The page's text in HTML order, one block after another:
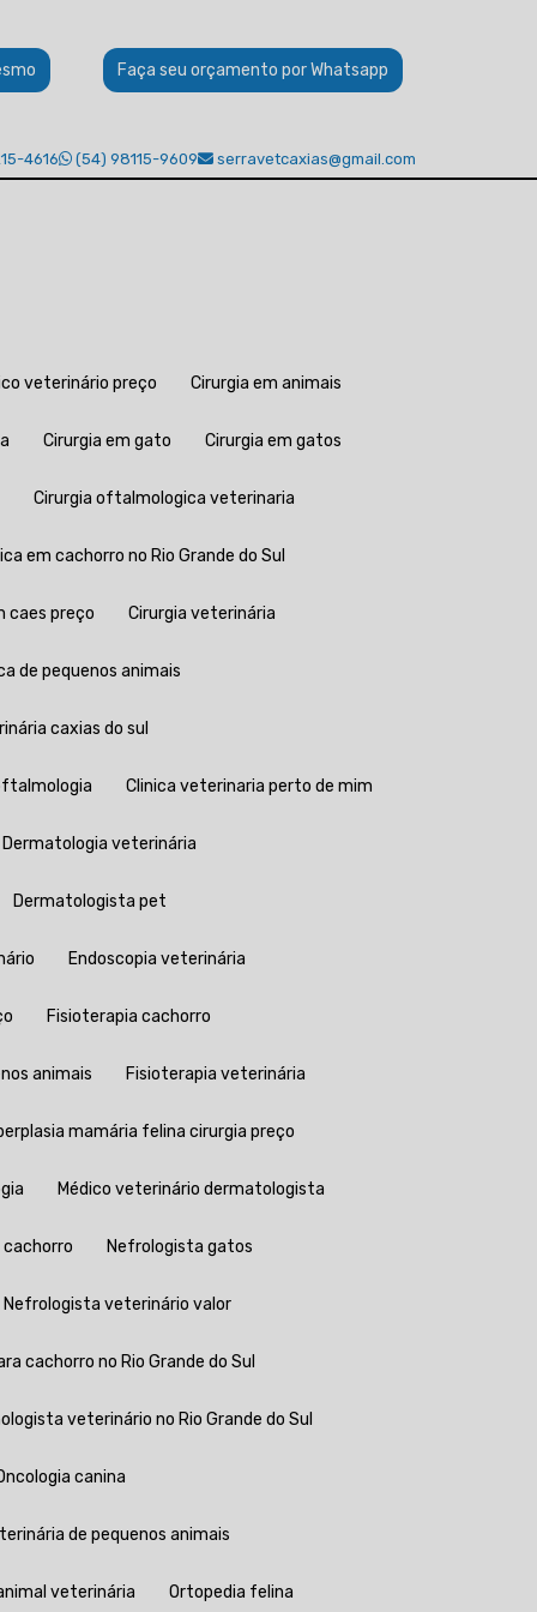
Faça seu orçamento por Whatsapp
4616 (54) 98115-9609 serravetcaxias@gmail.com
veterinário preço Cirurgia em animais
Cirurgia em gato Cirurgia em gatos
Cirurgia oftalmologica veterinaria
em cachorro no Rio Grande do Sul
caes preço Cirurgia veterinária
de pequenos animais
caxias do sul
Clinica veterinaria perto de mim
Dermatologia veterinária
Dermatologista pet
Endoscopia veterinária
Fisioterapia cachorro
animais Fisioterapia veterinária
mamária felina cirurgia preço
Médico veterinário dermatologista
cachorro Nefrologista gatos
Nefrologista veterinário valor
cachorro no Rio Grande do Sul
veterinário no Rio Grande do Sul
Oncologia canina
de pequenos animais
veterinária Ortopedia felina